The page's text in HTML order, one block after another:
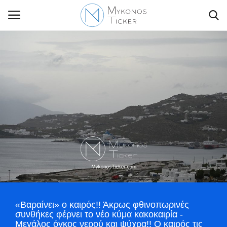
Politique
Business
World
Greece
«Βαραίνει» ο καιρός!! Άκρως φθινοπωρινές
συνθήκες φέρνει το νέο κύμα κακοκαιρία -
Μεγάλος όγκος νερού και ψύχρα!! Ο καιρός τις